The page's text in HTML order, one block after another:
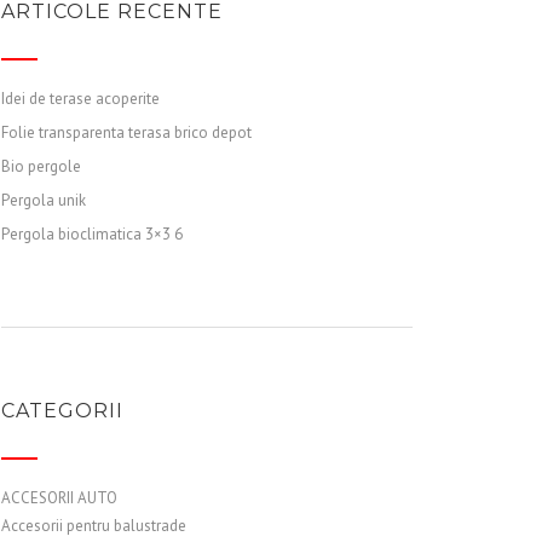
ARTICOLE RECENTE
Idei de terase acoperite
Folie transparenta terasa brico depot
Bio pergole
Pergola unik
Pergola bioclimatica 3×3 6
CATEGORII
ACCESORII AUTO
Accesorii pentru balustrade